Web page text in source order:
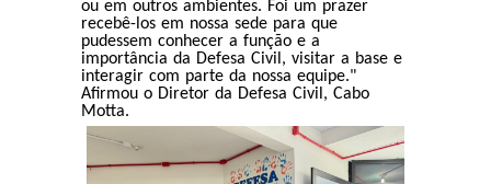
ou em outros ambientes. Foi um prazer
recebê-los em nossa sede para que
pudessem conhecer a função e a
importância da Defesa Civil, visitar a base e
interagir com parte da nossa equipe."
Afirmou o Diretor da Defesa Civil, Cabo
Motta.